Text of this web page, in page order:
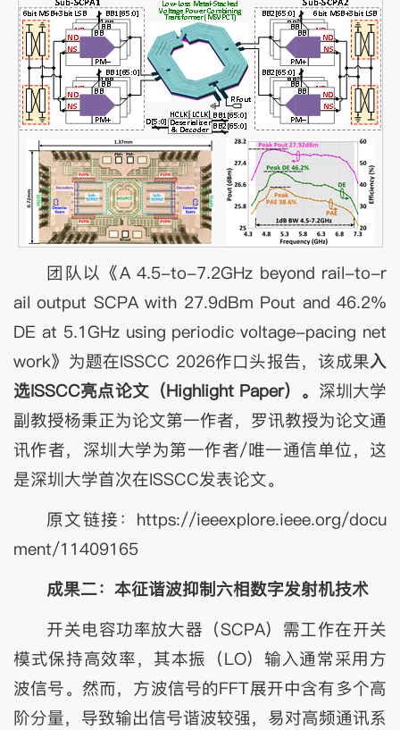
团队以《A 4.5-to-7.2GHz beyond rail-to-r
ail output SCPA with 27.9dBm Pout and 46.2%
DE at 5.1GHz using periodic voltage-pacing net
work》为题在ISSCC 2026作口头报告，该成果入
选ISSCC亮点论文（Highlight Paper） 。 深圳大学
副教授杨秉正为论文第一作者，罗讯教授为论文通
讯作者，深圳大学为第一作者/唯一通信单位，这
是深圳大学首次在ISSCC发表论文。
原文链接：https://ieeexplore.ieee.org/docu
ment/11409165
成果二：本征谐波抑制六相数字发射机技术
开关电容功率放大器（SCPA）需工作在开关
模式保持高效率，其本振（LO）输入通常采用方
波信号。然而，方波信号的FFT展开中含有多个高
阶分量，导致输出信号谐波较强，易对高频通讯系